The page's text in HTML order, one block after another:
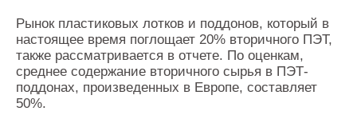
Рынок пластиковых лотков и поддонов, который в
настоящее время поглощает 20% вторичного ПЭТ,
также рассматривается в отчете. По оценкам,
среднее содержание вторичного сырья в ПЭТ-
поддонах, произведенных в Европе, составляет
50%.